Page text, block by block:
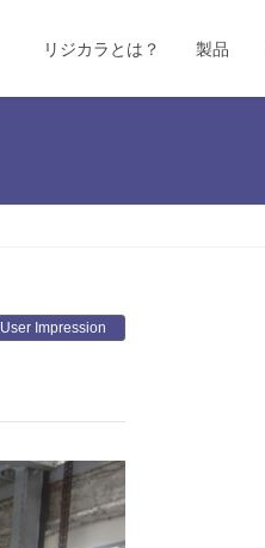
リジカラとは？ 製品
User Impression